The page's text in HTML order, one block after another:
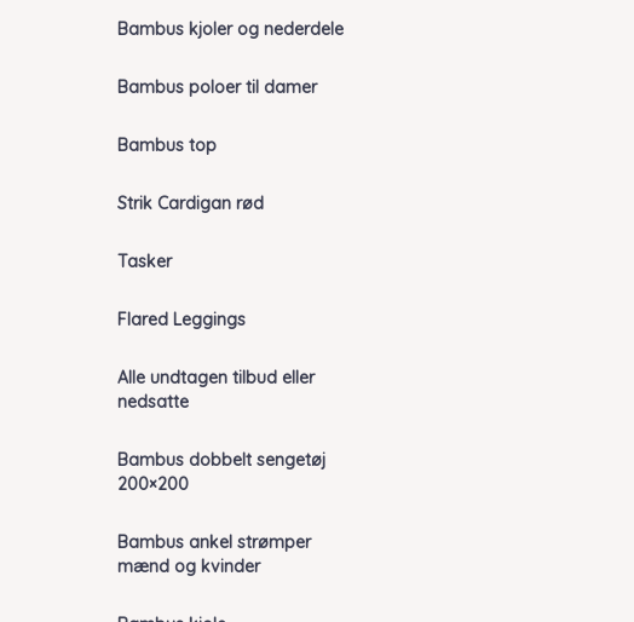
Bambus kjoler og nederdele
Bambus poloer til damer
Bambus top
Strik Cardigan rød
Tasker
Flared Leggings
Alle undtagen tilbud eller
nedsatte
Bambus dobbelt sengetøj
200×200
Bambus ankel strømper
mænd og kvinder